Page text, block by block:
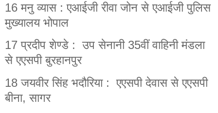
16 मनु व्यास : एआईजी रीवा जोन से एआईजी पुलिस
मुख्यालय भोपाल
17 प्रदीप शेण्डे : उप सेनानी 35वीं वाहिनी मंडला
से एएसपी बुरहानपुर
18 जयवीर सिंह भदौरिया : एएसपी देवास से एएसपी
बीना, सागर